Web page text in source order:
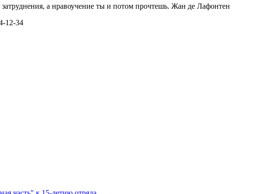
а нравоучение ты и потом прочтешь. Жан де Лафонтен
12-34